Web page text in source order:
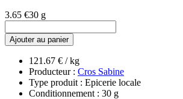
3.65 €30 g
Ajouter au panier
121.67 € / kg
Producteur : Cros Sabine
Type produit : Epicerie locale
Conditionnement : 30 g